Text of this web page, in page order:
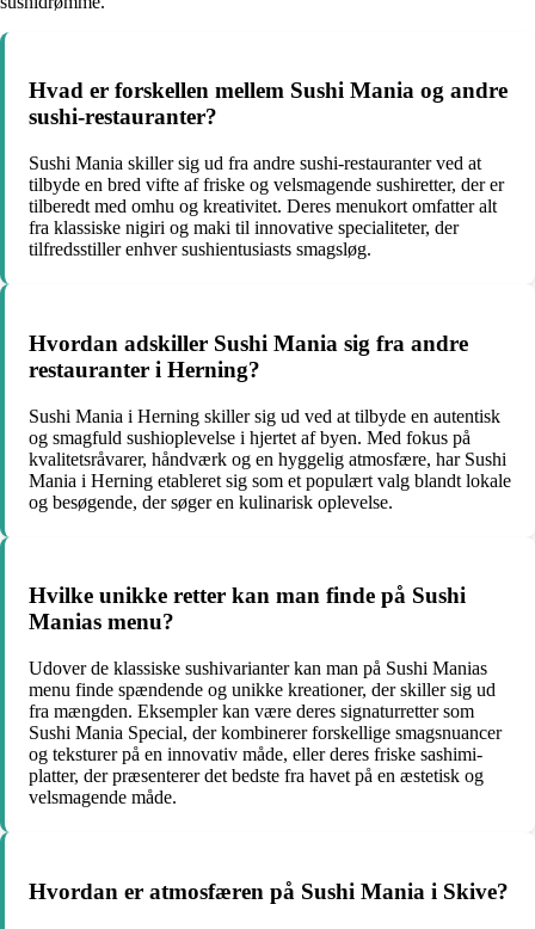
Hvad er forskellen mellem Sushi Mania og andre
sushi-restauranter?
Sushi Mania skiller sig ud fra andre sushi-restauranter ved at
tilbyde en bred vifte af friske og velsmagende sushiretter, der er
tilberedt med omhu og kreativitet. Deres menukort omfatter alt
fra klassiske nigiri og maki til innovative specialiteter, der
tilfredsstiller enhver sushientusiasts smagsløg.
Hvordan adskiller Sushi Mania sig fra andre
restauranter i Herning?
Sushi Mania i Herning skiller sig ud ved at tilbyde en autentisk
og smagfuld sushioplevelse i hjertet af byen. Med fokus på
kvalitetsråvarer, håndværk og en hyggelig atmosfære, har Sushi
Mania i Herning etableret sig som et populært valg blandt lokale
og besøgende, der søger en kulinarisk oplevelse.
Hvilke unikke retter kan man finde på Sushi
Manias menu?
Udover de klassiske sushivarianter kan man på Sushi Manias
menu finde spændende og unikke kreationer, der skiller sig ud
fra mængden. Eksempler kan være deres signaturretter som
Sushi Mania Special, der kombinerer forskellige smagsnuancer
og teksturer på en innovativ måde, eller deres friske sashimi-
platter, der præsenterer det bedste fra havet på en æstetisk og
velsmagende måde.
Hvordan er atmosfæren på Sushi Mania i Skive?